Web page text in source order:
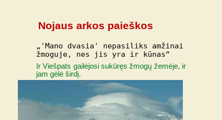
Nojaus arkos paieškos
„'Mano dvasia' nepasiliks amžinai
žmoguje, nes jis yra ir kūnas“
Ir Viešpats gailėjosi sukūręs žmogų žemėje, ir
jam gėlė širdį.